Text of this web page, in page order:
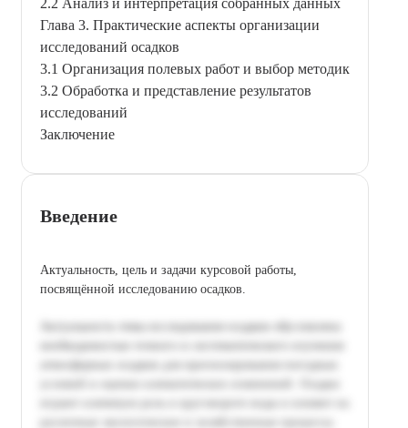
Глава 3. Практические аспекты организации
исследований осадков
3.1 Организация полевых работ и выбор методик
3.2 Обработка и представление результатов
исследований
Заключение
Введение
Актуальность, цель и задачи курсовой работы,
посвящённой исследованию осадков.